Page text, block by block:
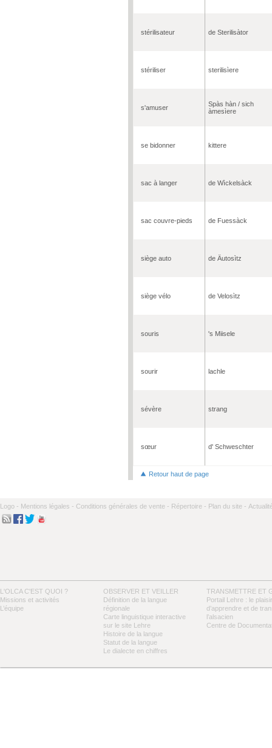
stérilisateur de Sterilisàtor
stériliser sterilisìere
s'amuser
Spàs hàn / sich
àmesìere
se bidonner kittere
sac à langer de Wìckelsàck
sac couvre-pieds de Fuessàck
siège auto de Äutosìtz
siège vélo de Velosìtz
souris 's Miisele
sourir lachle
sévère strang
sœur d' Schweschter
Retour haut de page
Logo - Mentions légales - Conditions générales de vente - Répertoire - Plan du site -
L'OLCA C'EST QUOI ?
Missions et activités
L’équipe
OBSERVER ET VEILLER
Définition de la langue
régionale
Carte linguistique interactive
sur le site Lehre
Histoire de la langue
Statut de la langue
Le dialecte en chiffres
TRANSMETTRE ET
Portail Lehre : le plaisir
d’apprendre et de
l’alsacien
Centre de